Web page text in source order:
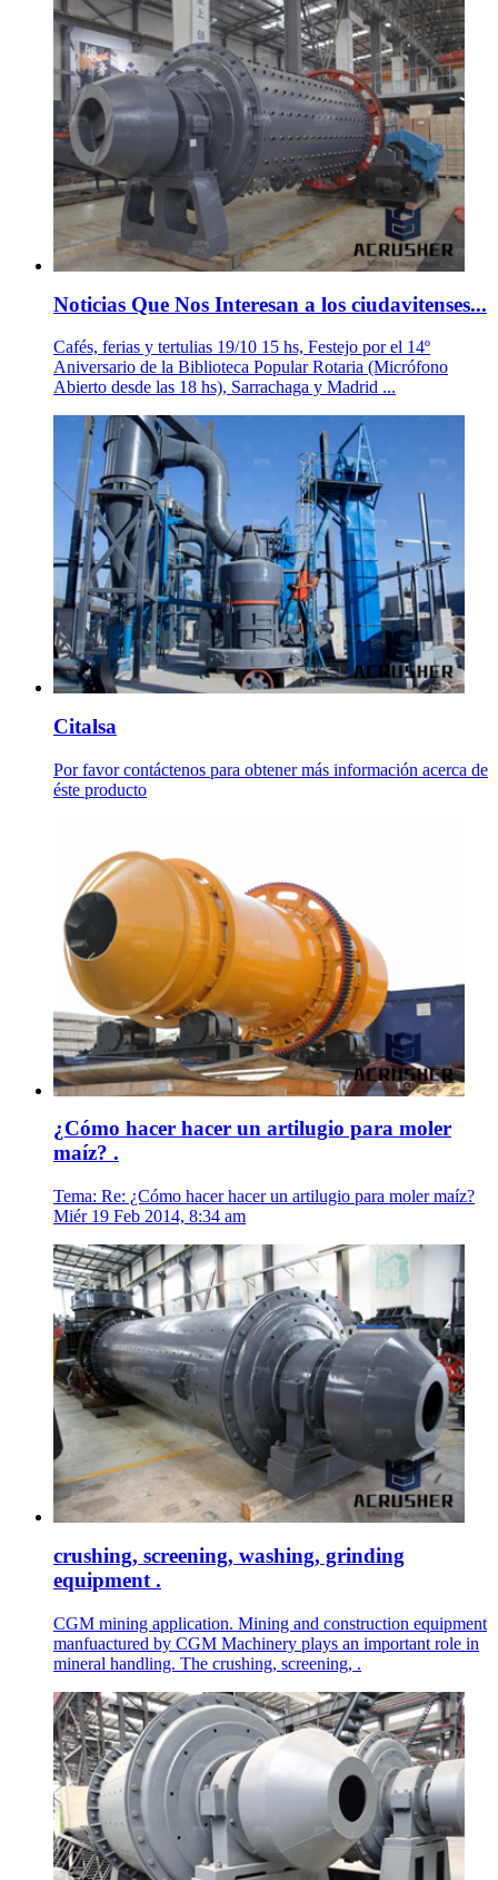
Noticias Que Nos Interesan a los ciudavitenses...
Cafés, ferias y tertulias 19/10 15 hs, Festejo por el 14º
Aniversario de la Biblioteca Popular Rotaria (Micrófono
Abierto desde las 18 hs), Sarrachaga y Madrid ...
Citalsa
Por favor contáctenos para obtener más información acerca de
éste producto
¿Cómo hacer hacer un artilugio para moler
maíz? .
Tema: Re: ¿Cómo hacer hacer un artilugio para moler maíz?
Miér 19 Feb 2014, 8:34 am
crushing, screening, washing, grinding
equipment .
CGM mining application. Mining and construction equipment
manfuactured by CGM Machinery plays an important role in
mineral handling. The crushing, screening, .